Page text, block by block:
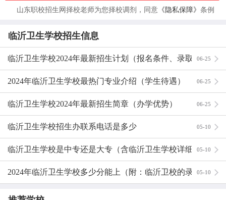
临沂卫生学校专业设置
现开设护理、英语护理、助产、医学影像技术、药剂、医学
检验等专业的“三二连读”高等职业教育，两年制高中中专，
三年制普通中专，以及专、本科成人教育和各种形式的短期
山东职校招生网择校老师为您择校调剂，同意 《隐私保障》 条例
临沂卫生学校招生信息
临沂卫生学校2024年最新招生计划（报名条件、录取方
式）
06-25
2024年临沂卫生学校最热门专业介绍（学生待遇） 06-25
临沂卫生学校2024年最新招生简章（办学优势） 06-25
临沂卫生学校招生办联系电话是多少 05-10
临沂卫生学校是中专还是大专（含临沂卫生学校详细介
绍）
05-10
2024年临沂卫生学校多少分能上（附：临沂卫校的录取方
式）
05-10